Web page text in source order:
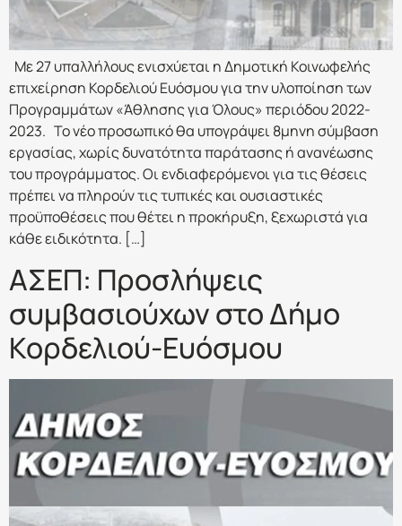
Με 27 υπαλλήλους ενισχύεται η Δημοτική Κοινωφελής
επιχείρηση Κορδελιού Ευόσμου για την υλοποίηση των
Προγραμμάτων «Άθλησης για Όλους» περιόδου 2022-
2023. Το νέο προσωπικό θα υπογράψει 8μηνη σύμβαση
εργασίας, χωρίς δυνατότητα παράτασης ή ανανέωσης
του προγράμματος. Οι ενδιαφερόμενοι για τις θέσεις
πρέπει να πληρούν τις τυπικές και ουσιαστικές
προϋποθέσεις που θέτει η προκήρυξη, ξεχωριστά για
κάθε ειδικότητα. […]
ΑΣΕΠ: Προσλήψεις
συμβασιούχων στο Δήμο
Κορδελιού-Ευόσμου